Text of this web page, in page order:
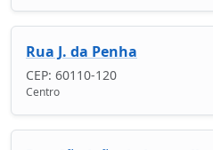
Rua J. da Penha
CEP: 60110-120
Centro